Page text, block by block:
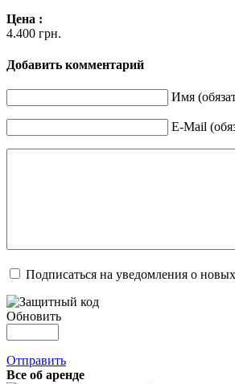
Цена :
4.400 грн.
Добавить комментарий
Имя
E-Mail
Подписаться на уведомления о
Обновить
Отправить
Все об аренде